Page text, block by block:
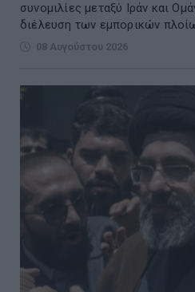
συνομιλίες μεταξύ Ιράν και
διέλευση των εμπορικών
08 Αυγούστου 2026